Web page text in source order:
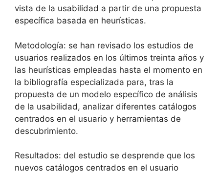
vista de la usabilidad a partir de una propuesta
específica basada en heurísticas.
Metodología: se han revisado los estudios de
usuarios realizados en los últimos treinta años y
las heurísticas empleadas hasta el momento en
la bibliografía especializada para, tras la
propuesta de un modelo específico de análisis
de la usabilidad, analizar diferentes catálogos
centrados en el usuario y herramientas de
descubrimiento.
Resultados: del estudio se desprende que los
nuevos catálogos centrados en el usuario